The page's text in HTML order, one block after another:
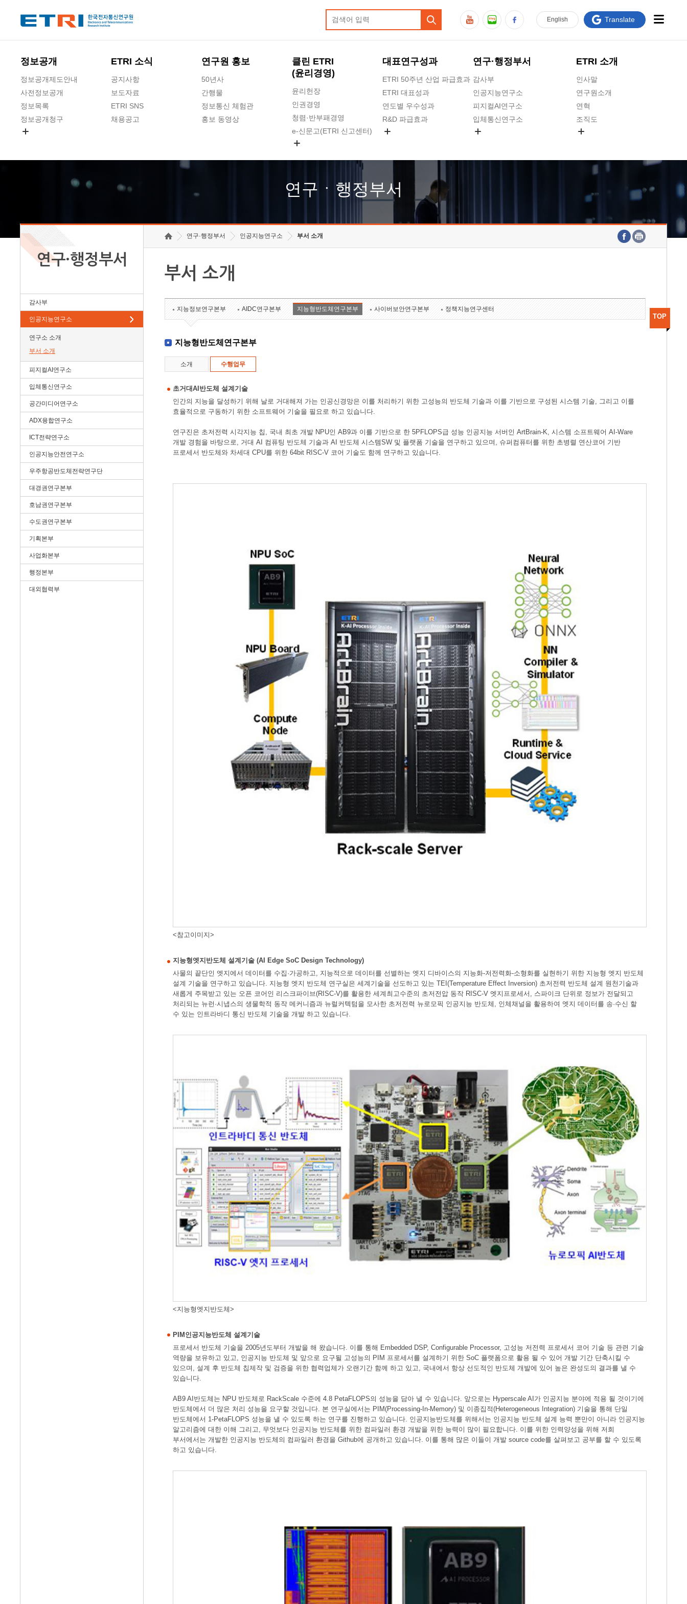
정보공개
정보공개제도안내
사전정보공개
정보목록
정보공개청구
ETRI 소식
공지사항
보도자료
ETRI SNS
채용공고
연구원 홍보
50년사
간행물
정보통신 체험관
홍보 동영상
클린 ETRI
(윤리경영)
윤리헌장
인권경영
청렴·반부패경영
e-신문고(ETRI 신고센터)
고객의소리
수의계약 현황
대표연구성과
ETRI 50주년 산업 파급효과
ETRI 대표성과
연도별 우수성과
R&D 파급효과
연구·행정부서
감사부
인공지능연구소
피지컬AI연구소
입체통신연구소
호남권연구본부
기획본부
ETRI 소개
인사말
연구원소개
연혁
조직도
연구원 고객헌장
주요업무연락처
English Translate
연구ㆍ행정부서
연구·행정부서
감사부
인공지능연구소
연구소 소개
부서 소개
피지컬AI연구소
입체통신연구소
공간미디어연구소
ADX융합연구소
ICT전략연구소
인공지능안전연구소
우주항공반도체전략연구단
대경권연구본부
호남권연구본부
수도권연구본부
기획본부
사업화본부
행정본부
대외협력부
연구·행정부서 인공지능연구소 부서 소개
부서 소개
지능정보연구본부 AIDC연구본부 지능형반도체연구본부 사이버보안연구본부 정책지능연구센터
지능형반도체연구본부
소개 수행업무
초거대AI반도체 설계기술
인간의 지능을 달성하기 위해 날로 거대해져 가는 인공신경망은 이를 처리하기 위한 고성능의 반도체 기술과 이를 기반으로 구성된 시스템 기술, 그리고 이를
효율적으로 구동하기 위한 소프트웨어 기술을 필요로 하고 있습니다.
연구진은 초저전력 시각지능 칩, 국내 최초 개발 NPU인 AB9과 이를 기반으로 한 5PFLOPS급 성능 인공지능 서버인 ArtBrain-K, 시스템 소프트웨어 AI-Ware
개발 경험을 바탕으로, 거대 AI 컴퓨팅 반도체 기술과 AI 반도체 시스템SW 및 플랫폼 기술을 연구하고 있으며, 슈퍼컴퓨터를 위한 초병렬 연산코어 기반
프로세서 반도체와 차세대 CPU를 위한 64bit RISC-V 코어 기술도 함께 연구하고 있습니다.
<참고이미지>
지능형엣지반도체 설계기술 (AI Edge SoC Design Technology)
사물의 끝단인 엣지에서 데이터를 수집·가공하고, 지능적으로 데이터를 선별하는 엣지 디바이스의 지능화-저전력화-소형화를 실현하기 위한 지능형 엣지 반도체
설계 기술을 연구하고 있습니다. 지능형 엣지 반도체 연구실은 세계기술을 선도하고 있는 TEI(Temperature Effect Inversion) 초저전력 반도체 설계 원천기술과
새롭게 주목받고 있는 오픈 코어인 리스크파이브(RISC-V)를 활용한 세계최고수준의 초저전압 동작 RISC-V 엣지프로세서, 스파이크 단위로 정보가 전달되고
처리되는 뉴런·시냅스의 생물학적 동작 메커니즘과 뉴럴커텍텀을 모사한 초저전력 뉴로모픽 인공지능 반도체, 인체채널을 활용하여 엣지 데이터를 송·수신 할
수 있는 인트라바디 통신 반도체 기술을 개발 하고 있습니다.
<지능형엣지반도체>
PIM인공지능반도체 설계기술
프로세서 반도체 기술을 2005년도부터 개발을 해 왔습니다. 이를 통해 Embedded DSP, Configurable Processor, 고성능 저전력 프로세서 코어 기술 등 관련 기술
역량을 보유하고 있고, 인공지능 반도체 및 앞으로 요구될 고성능의 PIM 프로세서를 설계하기 위한 SoC 플랫폼으로 활용 될 수 있어 개발 기간 단축시킬 수
있으며, 설계 후 반도체 칩제작 및 검증을 위한 협력업체가 오랜기간 함께 하고 있고, 국내에서 항상 선도적인 반도체 개발에 있어 높은 완성도의 결과를 낼 수
있습니다.
AB9 AI반도체는 NPU 반도체로 RackScale 수준에 4.8 PetaFLOPS의 성능을 담아 낼 수 있습니다. 앞으로는 Hyperscale AI가 인공지능 분야에 적용 될 것이기에
반도체에서 더 많은 처리 성능을 요구할 것입니다. 본 연구실에서는 PIM(Processing-In-Memory) 및 이종집적(Heterogeneous Integration) 기술을 통해 단일
반도체에서 1-PetaFLOPS 성능을 낼 수 있도록 하는 연구를 진행하고 있습니다. 인공지능반도체를 위해서는 인공지능 반도체 설계 능력 뿐만이 아니라 인공지능
알고리즘에 대한 이해 그리고, 무엇보다 인공지능 반도체를 위한 컴파일러 환경 개발을 위한 능력이 많이 필요합니다. 이를 위한 인력양성을 위해 저희
부서에서는 개발한 인공지능 반도체의 컴파일러 환경을 Github에 공개하고 있습니다. 이를 통해 많은 이들이 개발 source code를 살펴보고 공부를 할 수 있도록
하고 있습니다.
TOP